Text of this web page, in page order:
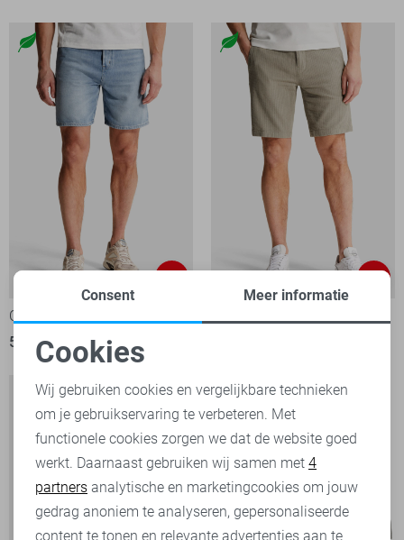
Cast Iron Korte broek
50,00
99,99
Noodzakelijke cookies
Personalisatie cookies
Analytische cookies
Marketing cookies
Consent Meer informatie
Cookies
Wij gebruiken cookies en vergelijkbare technieken
om je gebruikservaring te verbeteren. Met
functionele cookies zorgen we dat de website goed
werkt. Daarnaast gebruiken wij samen met 4
partners analytische en marketingcookies om jouw
gedrag anoniem te analyseren, gepersonaliseerde
content te tonen en relevante advertenties aan te